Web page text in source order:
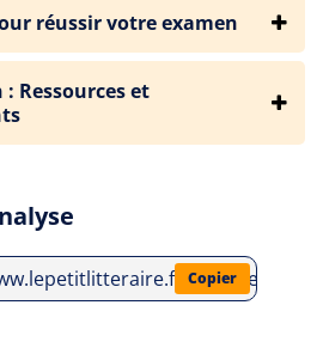
réussir votre examen
Ressources et
analyses-
Copier